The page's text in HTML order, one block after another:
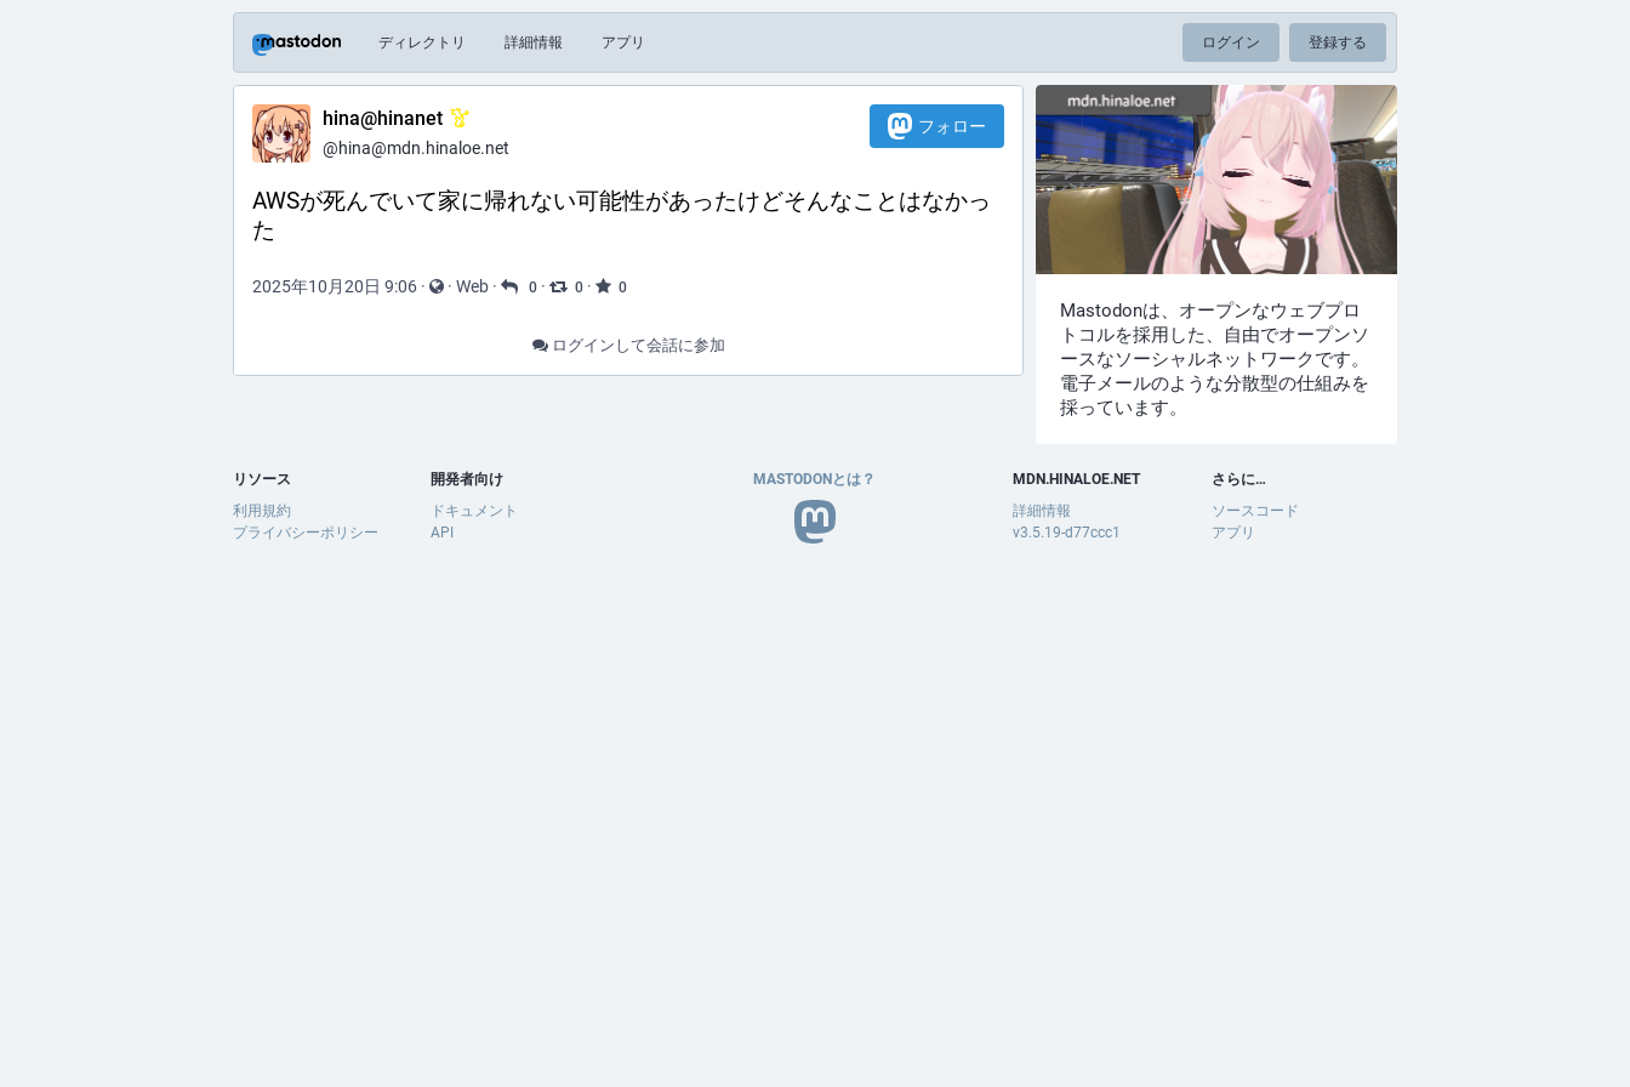
ディレクトリ 詳細情報 アプリ ログイン 登録する
hina@hinanet
@hina@mdn.hinaloe.net
フォロー
AWSが死んでいて家に帰れない可能性があったけどそんなことはなかっ
た
2025年10月20日 9:06 · · Web · 0 · 0 · 0
ログインして会話に参加
Mastodonは、オープンなウェブプロ
トコルを採用した、自由でオープンソ
ースなソーシャルネットワークです。
電子メールのような分散型の仕組みを
採っています。
リソース
利用規約
プライバシーポリシー
開発者向け
ドキュメント
API
MASTODONとは？
MDN.HINALOE.NET
詳細情報
v3.5.19-d77ccc1
さらに…
ソースコード
アプリ